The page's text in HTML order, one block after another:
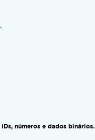
números e dados binários.